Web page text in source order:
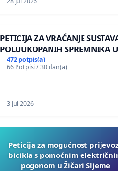
PETICIJA ZA VRAĆANJE
POLUUKOPANIH SPREMNIKA U
NASELJU KOLANJSKI GAJAC
472 potpis(a)
66 Potpisi / 30 dan(a)
3 Jul 2026
Peticija za mogućnost
bicikla s pomoćnim
pogonom u Žičari Sljeme